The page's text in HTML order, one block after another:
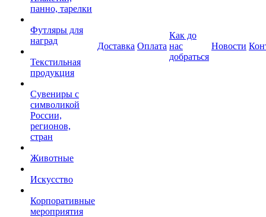
панно, тарелки
Футляры для
наград
Текстильная
продукция
Сувениры с
символикой
России,
регионов,
стран
Животные
Искусство
Корпоративные
мероприятия
Доставка Оплата
Как до
нас
добраться
Новости